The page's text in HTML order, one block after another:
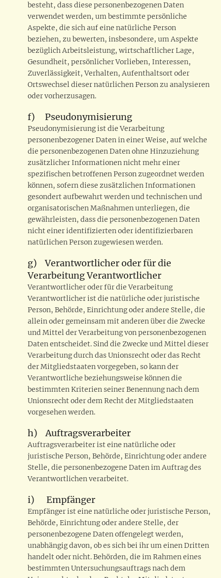
besteht, dass diese personenbezogenen Daten
verwendet werden, um bestimmte persönliche
Aspekte, die sich auf eine natürliche Person
beziehen, zu bewerten, insbesondere, um Aspekte
bezüglich Arbeitsleistung, wirtschaftlicher Lage,
Gesundheit, persönlicher Vorlieben, Interessen,
Zuverlässigkeit, Verhalten, Aufenthaltsort oder
Ortswechsel dieser natürlichen Person zu analysieren
oder vorherzusagen.
f) Pseudonymisierung
Pseudonymisierung ist die Verarbeitung
personenbezogener Daten in einer Weise, auf welche
die personenbezogenen Daten ohne Hinzuziehung
zusätzlicher Informationen nicht mehr einer
spezifischen betroffenen Person zugeordnet werden
können, sofern diese zusätzlichen Informationen
gesondert aufbewahrt werden und technischen und
organisatorischen Maßnahmen unterliegen, die
gewährleisten, dass die personenbezogenen Daten
nicht einer identifizierten oder identifizierbaren
natürlichen Person zugewiesen werden.
g) Verantwortlicher oder für die
Verarbeitung Verantwortlicher
Verantwortlicher oder für die Verarbeitung
Verantwortlicher ist die natürliche oder juristische
Person, Behörde, Einrichtung oder andere Stelle, die
allein oder gemeinsam mit anderen über die Zwecke
und Mittel der Verarbeitung von personenbezogenen
Daten entscheidet. Sind die Zwecke und Mittel dieser
Verarbeitung durch das Unionsrecht oder das Recht
der Mitgliedstaaten vorgegeben, so kann der
Verantwortliche beziehungsweise können die
bestimmten Kriterien seiner Benennung nach dem
Unionsrecht oder dem Recht der Mitgliedstaaten
vorgesehen werden.
h) Auftragsverarbeiter
Auftragsverarbeiter ist eine natürliche oder
juristische Person, Behörde, Einrichtung oder andere
Stelle, die personenbezogene Daten im Auftrag des
Verantwortlichen verarbeitet.
i) Empfänger
Empfänger ist eine natürliche oder juristische Person,
Behörde, Einrichtung oder andere Stelle, der
personenbezogene Daten offengelegt werden,
unabhängig davon, ob es sich bei ihr um einen Dritten
handelt oder nicht. Behörden, die im Rahmen eines
bestimmten Untersuchungsauftrags nach dem